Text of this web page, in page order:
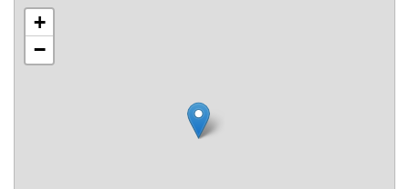
+
−